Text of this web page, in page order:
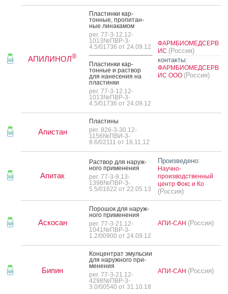
АПИЛИНОЛ®
Плас­тинки кар­
тонные, про­питан­
ные ли­нака­мом
рег. 77-3-12.12-
1013№ПВР-3-
4.5/01736 от 24.09.12
Плас­тинки кар­
тонные и рас­твор
для на­несе­ния на
плас­тинки
рег. 77-3-12.12-
1013№ПВР-3-
4.5/01736 от 24.09.12
ФАРМБИОМЕДСЕРВ
ИС (Россия)
контакты:
ФАРМБИОМЕДСЕРВ
ИС ООО (Россия)
Апистан
Плас­ти­ны
рег. 826-3-30.12-
1156№ПВИ-3-
8.6/02111 от 16.11.12
Апитак
Рас­твор для на­руж­
но­го при­мене­ния
рег. 77-3-9.13-
1398№ПВР-3-
5.5/01622 от 22.05.13
Произведено:
Научно-
производственный
центр Фокс и Ко
(Россия)
Аскосан
По­рошок для на­руж­
но­го при­мене­ния
рег. 77-3-21.12-
1041№ПВР-3-
1.2/00900 от 24.09.12
АПИ-САН (Россия)
Бипин
Кон­цен­трат эмуль­сии
для на­руж­но­го при­
мене­ния
рег. 77-3-21.12-
4298№ПВР-3-
3.0/00540 от 31.10.18
АПИ-САН (Россия)